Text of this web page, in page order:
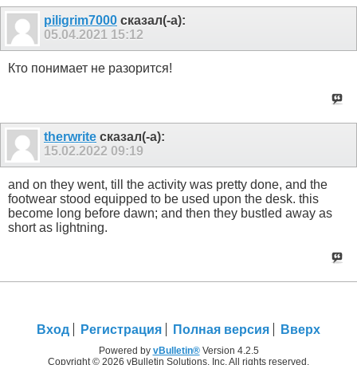
piligrim7000 сказал(-а):
05.04.2021 15:12
Кто понимает не разорится!
therwrite сказал(-а):
15.02.2022 09:19
and on they went, till the activity was pretty done, and the
footwear stood equipped to be used upon the desk. this
become long before dawn; and then they bustled away as
short as lightning.
Вход Регистрация Полная версия Вверх
Powered by vBulletin®Version 4.2.5
Copyright © 2026 vBulletin Solutions, Inc. All rights reserved.